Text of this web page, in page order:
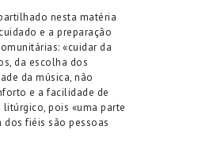
nesta matéria
e a preparação
«cuidar da
da escolha dos
da música, não
e a facilidade de
litúrgico, pois «uma parte
fiéis são pessoas